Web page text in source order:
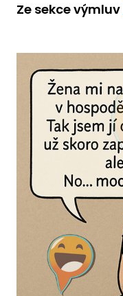
Ze sekce výmluv